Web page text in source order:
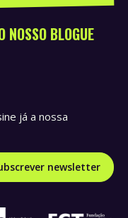
NOSSO BLOGUE
já a nossa
newsletter